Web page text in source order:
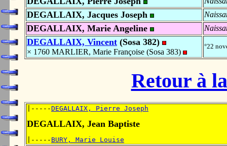
DEGALLAIX, Jacques Joseph
DEGALLAIX, Marie Angeline
DEGALLAIX, Vincent (Sosa 382)
× 1760 MARLIER, Marie Françoise (Sosa 383)
°22
Retour à
|-----DEGALLAIX, Pierre Joseph
DEGALLAIX, Jean Baptiste
|----- BURY, Marie Louise